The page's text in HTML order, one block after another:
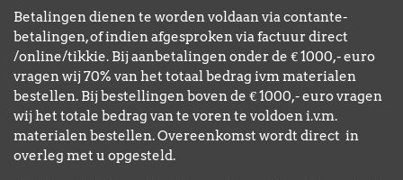
Betalingen dienen te worden voldaan via contante-
betalingen, of indien afgesproken via factuur direct
/online/tikkie. Bij aanbetalingen onder de € 1000,- euro
vragen wij 70% van het totaal bedrag ivm materialen
bestellen. Bij bestellingenboven de € 1000,- euro vragen
wij het totale bedrag van te voren te voldoen i.v.m.
materialen bestellen. Overeenkomst wordt direct in
overleg met u opgesteld.